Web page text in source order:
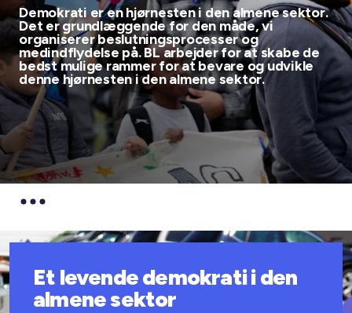
Demokrati er en hjørnesten i den almene sektor.
Det er grundlæggende for den måde, vi
organiserer beslutningsprocesser og
medindflydelse på. BL arbejder for at skabe de
bedst mulige rammer for at bevare og udvikle
denne hjørnesten i den almene sektor.
Et levende demokrati i den
almene sektor